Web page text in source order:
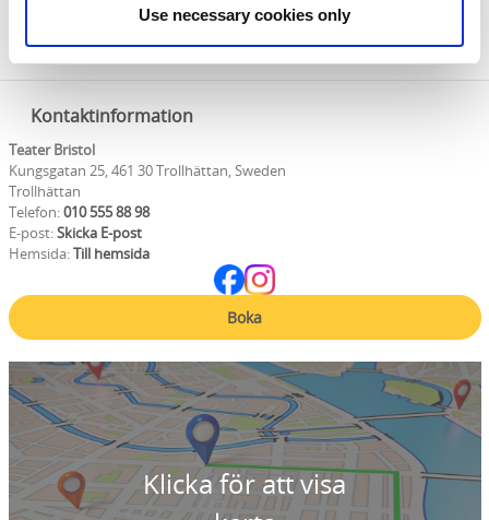
Use necessary cookies only
Kontaktinformation
Teater Bristol
Kungsgatan 25, 461 30 Trollhättan, Sweden
Trollhättan
Telefon:010 555 88 98
E-post:Skicka E-post
Hemsida:Till hemsida
Boka
Klicka för att visa